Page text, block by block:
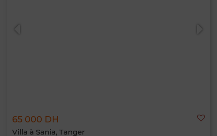
65 000 DH
Villa à Sania, Tanger